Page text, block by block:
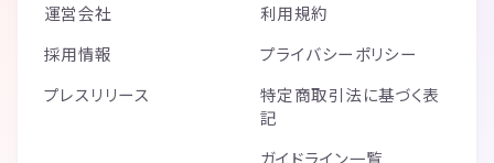
運営会社
採用情報
プレスリリース
利用規約
プライバシーポリシー
特定商取引法に基づく表
記